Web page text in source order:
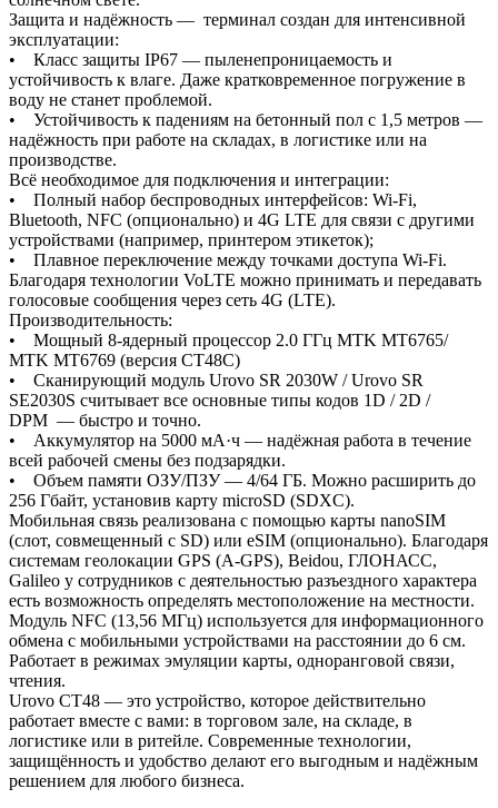
Защита и надёжность — терминал создан для интенсивной
эксплуатации:
• Класс защиты IP67 — пыленепроницаемость и
устойчивость к влаге. Даже кратковременное погружение в
воду не станет проблемой.
• Устойчивость к падениям на бетонный пол с 1,5 метров —
надёжность при работе на складах, в логистике или на
производстве.
Всё необходимое для подключения и интеграции:
• Полный набор беспроводных интерфейсов: Wi-Fi,
Bluetooth, NFC (опционально) и 4G LTE для связи с другими
устройствами (например, принтером этикеток);
• Плавное переключение между точками доступа Wi-Fi.
Благодаря технологии VoLTE можно принимать и передавать
голосовые сообщения через сеть 4G (LTE).
Производительность:
• Мощный 8-ядерный процессор 2.0 ГГц MTK MT6765/
MTK MT6769 (версия CT48C)
• Сканирующий модуль Urovo SR 2030W / Urovo SR
SE2030S считывает все основные типы кодов 1D / 2D /
DPM — быстро и точно.
• Аккумулятор на 5000 мА·ч — надёжная работа в течение
всей рабочей смены без подзарядки.
• Объем памяти ОЗУ/ПЗУ — 4/64 ГБ. Можно расширить до
256 Гбайт, установив карту microSD (SDXC).
Мобильная связь реализована с помощью карты nanoSIM
(слот, совмещенный с SD) или eSIM (опционально). Благодаря
системам геолокации GPS (A-GPS), Beidou, ГЛОНАСС,
Galileo у сотрудников с деятельностью разъездного характера
есть возможность определять местоположение на местности.
Модуль NFC (13,56 МГц) используется для информационного
обмена с мобильными устройствами на расстоянии до 6 см.
Работает в режимах эмуляции карты, одноранговой связи,
чтения.
Urovo CT48 — это устройство, которое действительно
работает вместе с вами: в торговом зале, на складе, в
логистике или в ритейле. Современные технологии,
защищённость и удобство делают его выгодным и надёжным
решением для любого бизнеса.